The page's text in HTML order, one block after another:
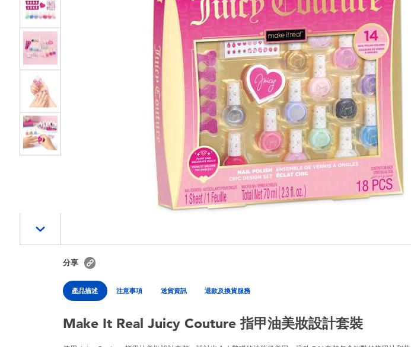
分享
產品描述 注意事項 送貨資訊 退款及換貨服務
Make It Real Juicy Couture 指甲油美妝設計套裝